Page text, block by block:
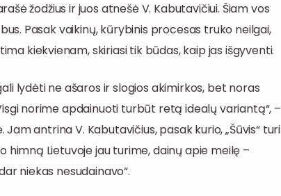
žodžius ir juos atnešė V. Kabutavičiui. Šiam vos
Pasak vaikinų, kūrybinis procesas truko neilgai,
kiekvienam, skiriasi tik būdas, kaip jas išgyventi.
lydėti ne ašaros ir slogios akimirkos, bet noras
norime apdainuoti turbūt retą idealų variantą“, –
Jam antrina V. Kabutavičius, pasak kurio, „Šūvis“ turi
himną Lietuvoje jau turime, dainų apie meilę –
niekas nesudainavo“.